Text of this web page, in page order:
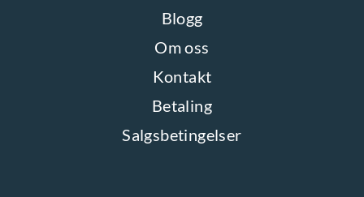
Blogg
Om oss
Kontakt
Betaling
Salgsbetingelser